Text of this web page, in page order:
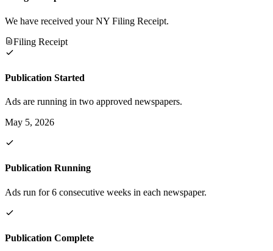
We have received your NY Filing Receipt.
Filing Receipt
Publication Started
Ads are running in two approved newspapers.
May 5, 2026
Publication Running
Ads run for 6 consecutive weeks in each newspaper.
Publication Complete